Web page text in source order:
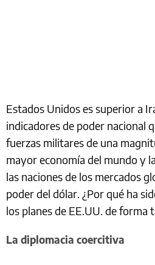
Estados Unidos es superior a
indicadores de poder nacional
fuerzas militares de una
mayor economía del mundo y
las naciones de los mercados
poder del dólar. ¿Por qué ha
los planes de EE.UU. de forma
La diplomacia coercitiva